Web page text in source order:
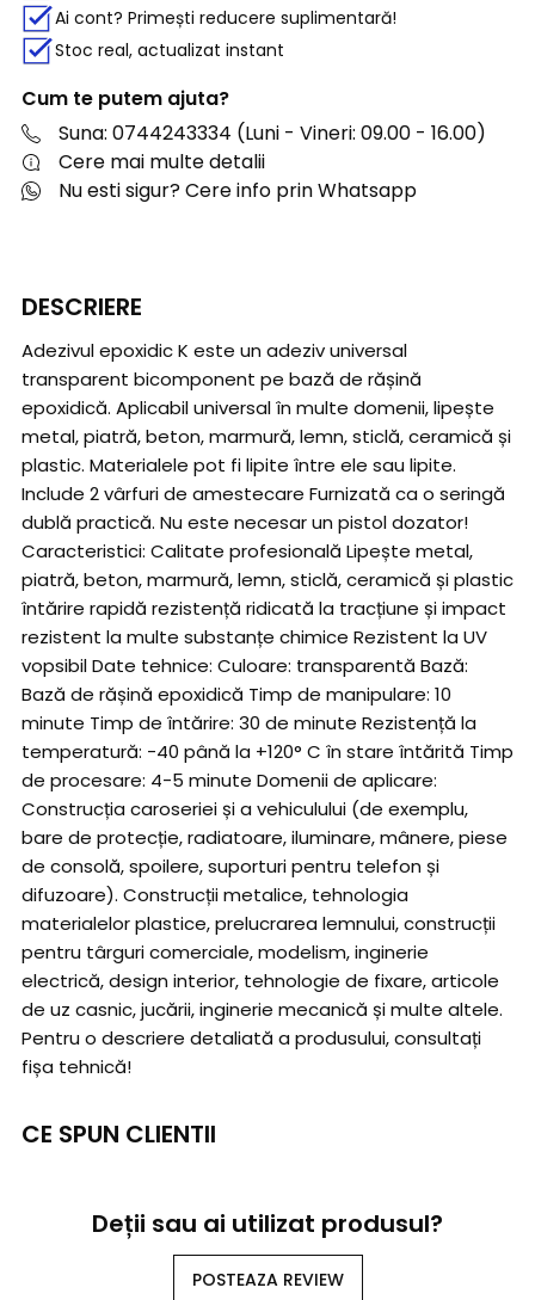
Ai cont? Primești reducere suplimentară!
Stoc real, actualizat instant
Cum te putem ajuta?
Suna: 0744243334 (Luni - Vineri: 09.00 - 16.00)
Cere mai multe detalii
Nu esti sigur? Cere info prin Whatsapp
DESCRIERE
Adezivul epoxidic K este un adeziv universal
transparent bicomponent pe bază de rășină
epoxidică. Aplicabil universal în multe domenii, lipește
metal, piatră, beton, marmură, lemn, sticlă, ceramică și
plastic. Materialele pot fi lipite între ele sau lipite.
Include 2 vârfuri de amestecare Furnizată ca o seringă
dublă practică. Nu este necesar un pistol dozator!
Caracteristici: Calitate profesională Lipește metal,
piatră, beton, marmură, lemn, sticlă, ceramică și plastic
întărire rapidă rezistență ridicată la tracțiune și impact
rezistent la multe substanțe chimice Rezistent la UV
vopsibil Date tehnice: Culoare: transparentă Bază:
Bază de rășină epoxidică Timp de manipulare: 10
minute Timp de întărire: 30 de minute Rezistență la
temperatură: -40 până la +120° C în stare întărită Timp
de procesare: 4-5 minute Domenii de aplicare:
Construcția caroseriei și a vehiculului (de exemplu,
bare de protecție, radiatoare, iluminare, mânere, piese
de consolă, spoilere, suporturi pentru telefon și
difuzoare). Construcții metalice, tehnologia
materialelor plastice, prelucrarea lemnului, construcții
pentru târguri comerciale, modelism, inginerie
electrică, design interior, tehnologie de fixare, articole
de uz casnic, jucării, inginerie mecanică și multe altele.
Pentru o descriere detaliată a produsului, consultați
fișa tehnică!
CE SPUN CLIENTII
Deții sau ai utilizat produsul?
POSTEAZA REVIEW